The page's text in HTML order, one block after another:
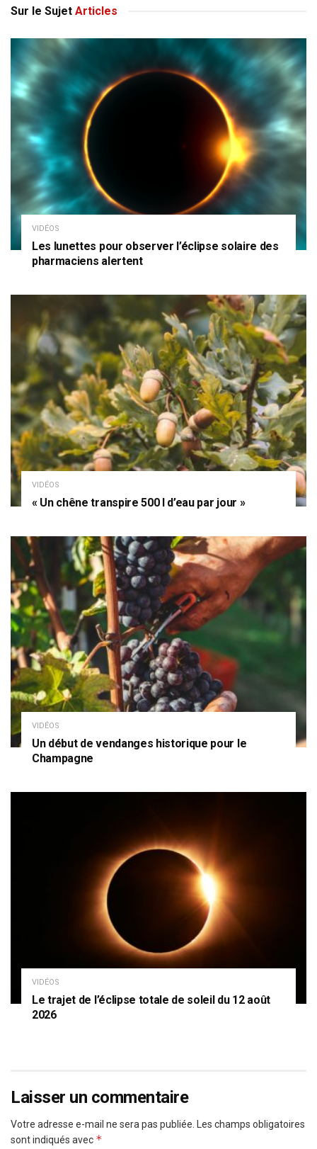
Sur le Sujet Articles
VIDÉOS
Les lunettes pour observer l’éclipse solaire des
pharmaciens alertent
VIDÉOS
« Un chêne transpire 500 l d’eau par jour »
VIDÉOS
Un début de vendanges historique pour le
Champagne
VIDÉOS
Le trajet de l’éclipse totale de soleil du 12 août
2026
Laisser un commentaire
Votre adresse e-mail ne sera pas publiée. Les champs obligatoires
sont indiqués avec *